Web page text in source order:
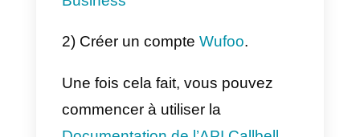
avoir à basculer entre les
applications. . Callbell a mis en
place un certain nombre d’outils
d’automatisation qui vous